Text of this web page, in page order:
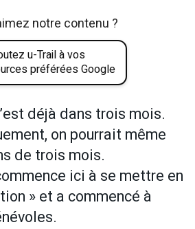
notre contenu ?
u-Trail à vos
préférées Google
déjà dans trois mois.
on pourrait même
de trois mois.
ici à se mettre en
» et a commencé à